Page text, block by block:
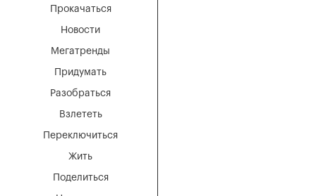
Мегатренды
Придумать
Разобраться
Взлететь
Новости
Переключиться
Жить
Поделиться
Прокачаться